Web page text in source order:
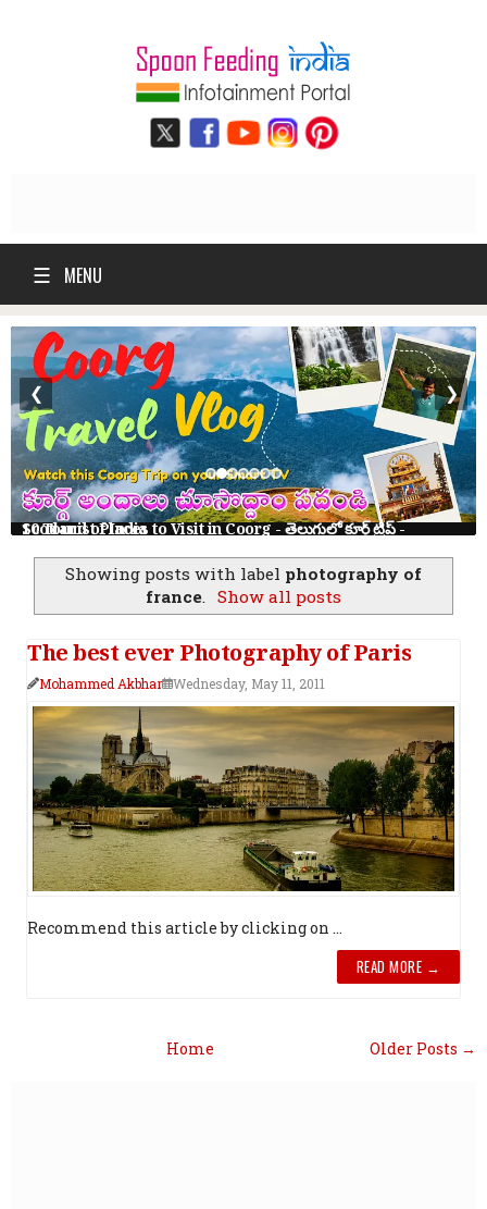
☰ MENU
10 Tourist Places to Visit in Coorg - తెలుగులో కూర్గ్ ట్రిప్ - Scotland of India
❮ ❯
Showing posts with label photography of
france. Show all posts
The best ever Photography of Paris
Mohammed Akbhar Wednesday, May 11, 2011
Recommend this article by clicking on ...
READ MORE →
Older Posts →
Home